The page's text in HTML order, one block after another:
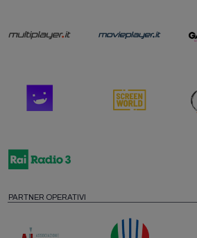
PARTNER OPERATIVI